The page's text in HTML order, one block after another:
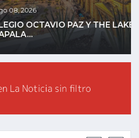
PAZ Y THE LAKE